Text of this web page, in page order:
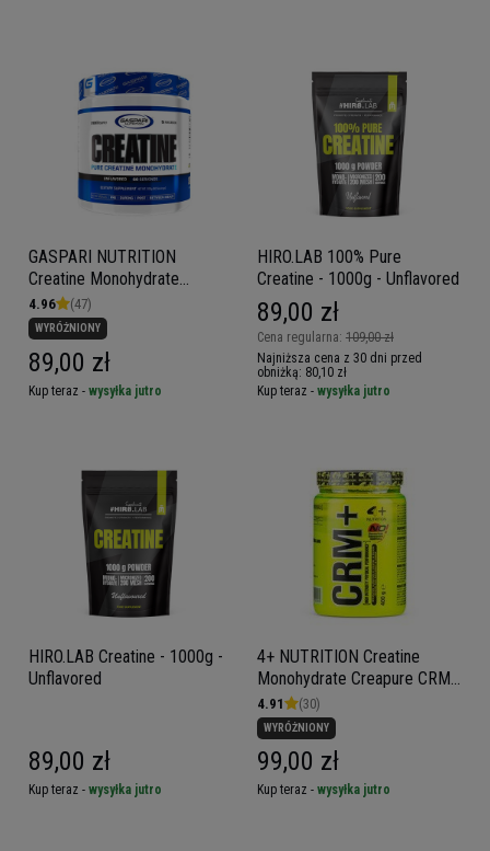
GASPARI NUTRITION
Creatine Monohydrate
(Qualitin) - 300g
4.96 (47)
WYRÓŻNIONY
89,00 zł
Kup teraz - wysyłka jutro
HIRO.LAB 100% Pure
Creatine - 1000g - Unflavored
Cena regularna: 109,00 zł
89,00 zł
Najniższa cena z 30 dni przed
obniżką: 80,10 zł
Kup teraz - wysyłka jutro
HIRO.LAB Creatine - 1000g -
Unflavored
89,00 zł
Kup teraz - wysyłka jutro
4+ NUTRITION Creatine
Monohydrate Creapure CRM+
- 400g
4.91 (30)
WYRÓŻNIONY
99,00 zł
Kup teraz - wysyłka jutro